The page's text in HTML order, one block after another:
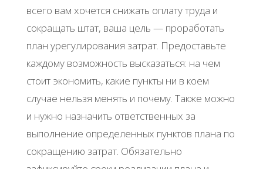
всего вам хочется снижать оплату труда и
сокращать штат, ваша цель — проработать
план урегулирования затрат. Предоставьте
каждому возможность высказаться: на чем
стоит экономить, какие пункты ни в коем
случае нельзя менять и почему. Также можно
и нужно назначить ответственных за
выполнение определенных пунктов плана по
сокращению затрат. Обязательно